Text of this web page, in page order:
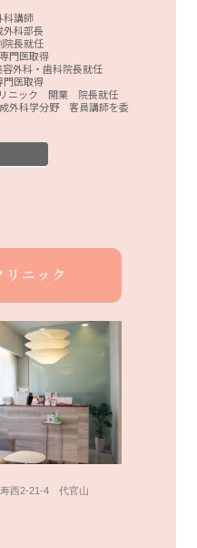
講師
科部長
長就任
門医取得
外科・歯科院長就任
医取得
ニック 開業 院長就任
外科学分野 客員講師を委
リニック
寿西2-21-4 代官山